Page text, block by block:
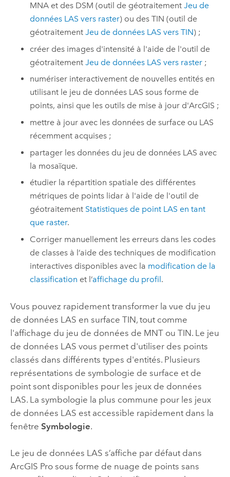
MNA et des DSM (outil de géotraitementJeu de
données LAS vers raster) ou des TIN (outil de
géotraitementJeu de données LAS vers TIN) ;
créer des images d'intensité à l'aide de l'outil de
géotraitementJeu de données LAS vers raster ;
numériser interactivement de nouvelles entités en
utilisant le jeu de données LAS sous forme de
points, ainsi que les outils de mise à jour d'ArcGIS ;
mettre à jour avec les données de surface ou LAS
récemment acquises ;
partager les données du jeu de données LAS avec
la mosaïque.
étudier la répartition spatiale des différentes
métriques de points lidar à l'aide de l'outil de
géotraitement Statistiques de point LAS en tant
que raster.
Corriger manuellement les erreurs dans les codes
de classes à l’aide des techniques de modification
interactives disponibles avec la modification de la
classification et l’affichage du profil.
Vous pouvez rapidement transformer la vue du jeu
de données LAS en surface TIN, tout comme
l'affichage du jeu de données de MNT ou TIN. Le jeu
de données LAS vous permet d'utiliser des points
classés dans différents types d'entités. Plusieurs
représentations de symbologie de surface et de
point sont disponibles pour les jeux de données
LAS. La symbologie la plus commune pour les jeux
de données LAS est accessible rapidement dans la
fenêtre Symbologie.
Le jeu de données LAS s’affiche par défaut dans
ArcGIS Prosous forme de nuage de points sans